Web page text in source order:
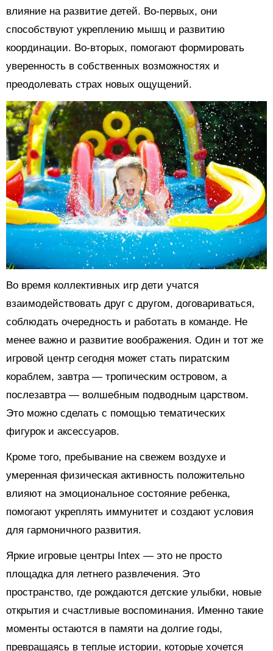
влияние на развитие детей. Во-первых, они
способствуют укреплению мышц и развитию
координации. Во-вторых, помогают формировать
уверенность в собственных возможностях и
преодолевать страх новых ощущений.
Во время коллективных игр дети учатся
взаимодействовать друг с другом, договариваться,
соблюдать очередность и работать в команде. Не
менее важно и развитие воображения. Один и тот же
игровой центр сегодня может стать пиратским
кораблем, завтра — тропическим островом, а
послезавтра — волшебным подводным царством.
Это можно сделать с помощью тематических
фигурок и аксессуаров.
Кроме того, пребывание на свежем воздухе и
умеренная физическая активность положительно
влияют на эмоциональное состояние ребенка,
помогают укреплять иммунитет и создают условия
для гармоничного развития.
Яркие игровые центры Intex — это не просто
площадка для летнего развлечения. Это
пространство, где рождаются детские улыбки, новые
открытия и счастливые воспоминания. Именно такие
моменты остаются в памяти на долгие годы,
превращаясь в теплые истории, которые хочется